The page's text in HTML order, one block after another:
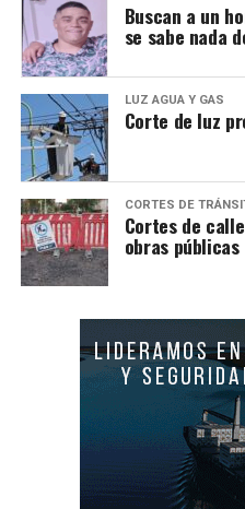
Buscan a un
se sabe nada
LUZ AGUA Y GAS
Corte de luz
CORTES DE
Cortes de
obras públicas